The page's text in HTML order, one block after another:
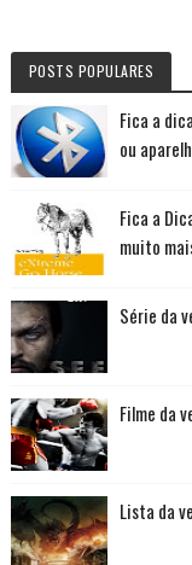
POSTS POPULARES
Fica a
ou
Fica a
muito
Série da
Filme da
Lista da